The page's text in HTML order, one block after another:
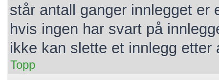
står antall ganger innlegget er
hvis ingen har svart på
ikke kan slette et innlegg etter
Topp